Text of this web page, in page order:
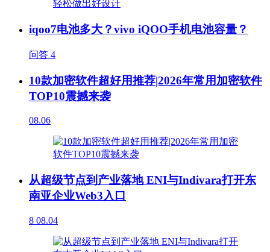
iqoo7电池多大？vivo iQOO手机电池容量？
问答 4
10款加密软件超好用推荐|2026年常用加密软件
TOP10震撼来袭
08.06
从超级节点到产业落地 ENI与Indivara打开东
南亚企业Web3入口
8 08.04